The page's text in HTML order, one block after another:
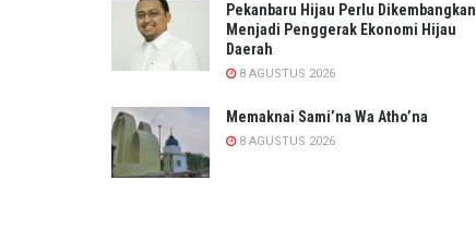
Pekanbaru Hijau Perlu Dikembangkan
Menjadi Penggerak Ekonomi Hijau
Daerah
8 AGUSTUS 2026
Memaknai Sami’na Wa Atho’na
8 AGUSTUS 2026